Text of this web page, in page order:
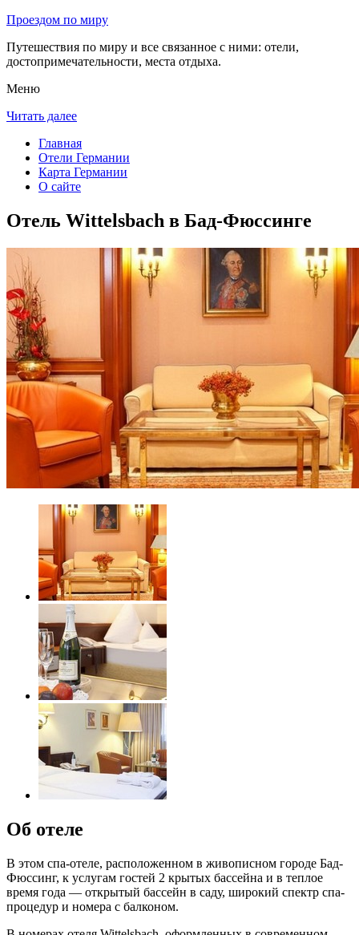
Проездом по миру
Путешествия по миру и все связанное с ними: отели,
достопримечательности, места отдыха.
Меню
Читать далее
Главная
Отели Германии
Карта Германии
О сайте
Отель Wittelsbach в Бад-Фюссинге
Об отеле
В этом спа-отеле, расположенном в живописном городе Бад-
Фюссинг, к услугам гостей 2 крытых бассейна и в теплое
время года — открытый бассейн в саду, широкий спектр спа-
процедур и номера с балконом.